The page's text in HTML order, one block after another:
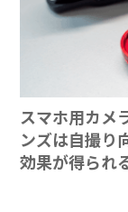
スマホ用カメ
ンズは自撮り
効果が得られ